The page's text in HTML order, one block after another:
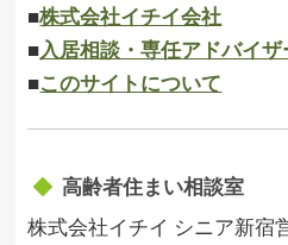
■株式会社イチイ会社
■入居相談・専任アドバイ
■このサイトについて
高齢者住まい相談室
株式会社イチイ シニア新宿